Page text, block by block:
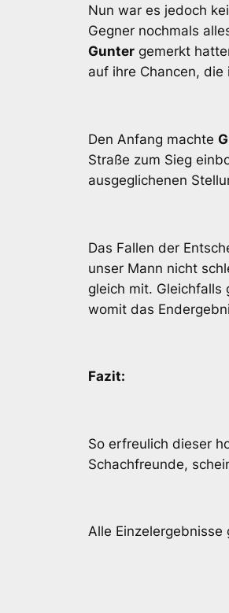
Nun war es jedoch
Gegner nochmals
Gunter gemerkt
auf ihre Chancen,
Den Anfang machte
Straße zum Sieg
ausgeglichenen
Das Fallen der
unser Mann nicht
gleich mit.
womit das
Fazit:
So erfreulich dieser
Schachfreunde,
Alle